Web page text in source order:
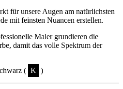
für unsere Augen am natürlichsten
mit feinsten Nuancen erstellen.
Maler grundieren die
damit das volle Spektrum der
( K )